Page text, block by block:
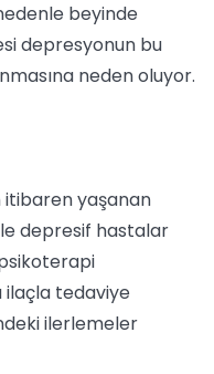
beyinde
depresyonun bu
neden oluyor.
itibaren yaşanan
depresif hastalar
ilaçla tedaviye
ilerlemeler